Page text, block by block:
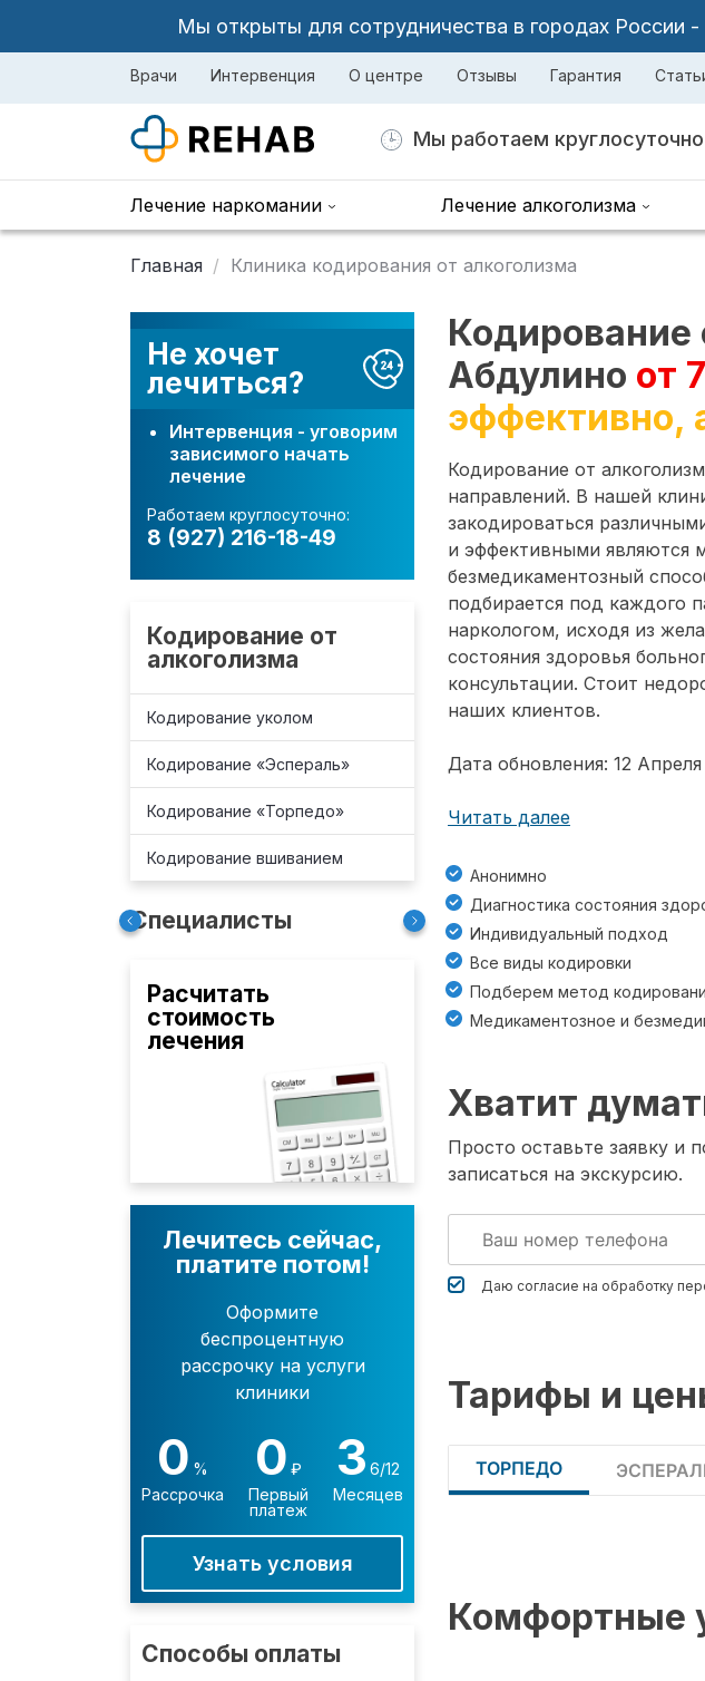
Мы открыты для сотрудничества в городах России -
Врачи Интервенция О центре Отзывы Гарантия
Мы работаем круглосуточно
Лечение наркомании Лечение алкоголизма
Главная Клиника кодирования от алкоголизма
Не хочет
лечиться?
Интервенция - уговорим
зависимого начать
лечение
Работаем круглосуточно:
8 (927) 216-18-49
Кодирование от
алкоголизма
Кодирование уколом
Кодирование «Эспераль»
Кодирование «Торпедо»
Кодирование вшиванием
Специалисты
Расчитать
стоимость
лечения
Лечитесь сейчас,
платите потом!
Оформите
беспроцентную
рассрочку на услуги
клиники
0 %
Рассрочка
0 ₽
Первый
платеж
3 6/12
Месяцев
Узнать условия
Способы оплаты
Кодирование
Абдулино от
эффективно,
Кодирование от
направлений. В нашей
закодироваться
и эффективными являются
безмедикаментозный
подбирается под каждого
наркологом, исходя из
состояния здоровья
консультации. Стоит
наших клиентов.
Дата обновления: 12 Апреля
Читать далее
Анонимно
Диагностика состояния
Индивидуальный подход
Все виды кодировки
Подберем метод
Медикаментозное и
Хватит
Просто оставьте заявку и
записаться на экскурсию.
Даю согласие на обработку
Тарифы и
ТОРПЕДО
Комфортные